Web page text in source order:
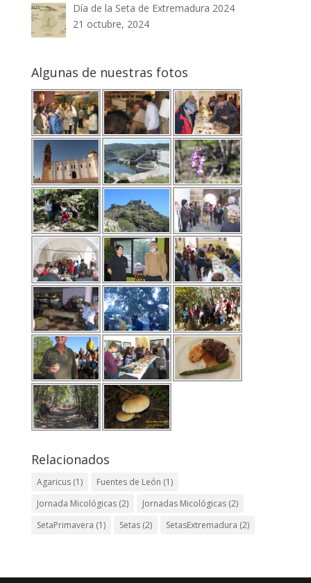
Día de la Seta de Extremadura 2024
21 octubre, 2024
Algunas de nuestras fotos
Relacionados
Agaricus(1) Fuentes de León (1)
Jornada Micológicas(2) Jornadas Micológicas(2)
SetaPrimavera (1) Setas(2) SetasExtremadura (2)